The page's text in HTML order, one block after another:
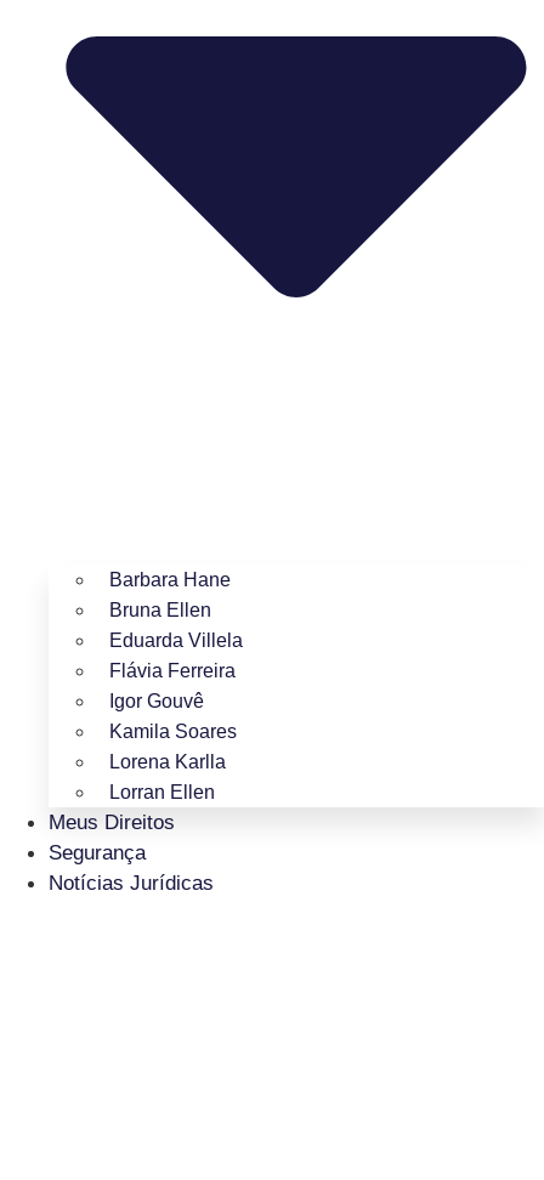
Barbara Hane
Bruna Ellen
Eduarda Villela
Flávia Ferreira
Igor Gouvê
Kamila Soares
Lorena Karlla
Lorran Ellen
Meus Direitos
Segurança
Notícias Jurídicas